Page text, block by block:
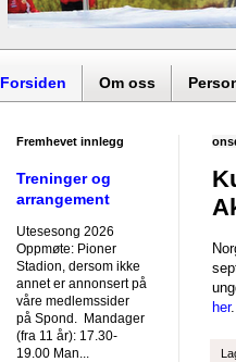
Forsiden Om oss
her.
Fremhevet innlegg
Treninger og
arrangement
Utesesong 2026
Oppmøte: Pioner
Stadion, dersom ikke
annet er annonsert på
våre medlemssider
på Spond. Mandager
(fra 11 år): 17.30-
19.00 Man...